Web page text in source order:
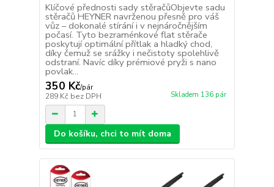
Klíčové přednosti sady stěračůObjevte sadu
stěračů HEYNER navrženou přesně pro váš
vůz – dokonalé stírání i v nejnáročnějším
počasí. Tyto bezraménkové flat stěrače
poskytují optimální přítlak a hladký chod,
díky čemuž se srážky i nečistoty spolehlivě
odstraní. Navíc díky prémiové pryži s nano
povlak...
350 Kč/pár
289 Kč bez DPH Skladem 136 pár
Do košíku, chci to mít doma